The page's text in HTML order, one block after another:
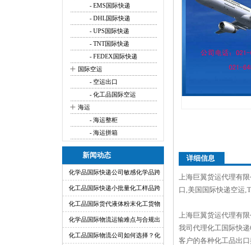
- EMS国际快递
- DHL国际快递
- UPS国际快递
- TNT国际快递
- FEDEX国际快递
+ 国际空运
- 空运出口
- 化工品国际空运
+ 海运
- 海运整柜
- 海运拼箱
新闻动态
化学品国际快递公司敏感化学品跨
境快递代理
化工品国际快递小批量化工样品跨
境运输渠道
化工品国际货代液体粉末化工货物
出口运输服务
化学品国际物流运输难点与合规出
货渠道详解
化工品国际物流公司如何选择？化
详细信息
上海巨翼货运代理有
口,美国国际快递空运
上海巨翼货运代理有
我司代理化工国际快
客户的各种化工品出